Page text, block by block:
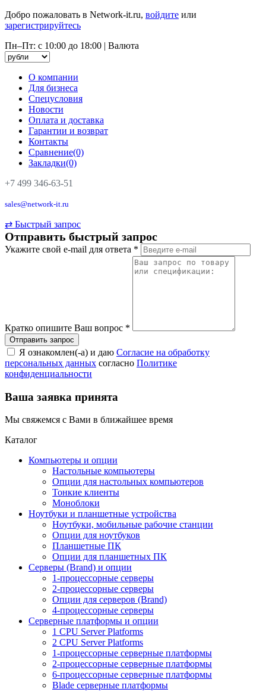
Добро пожаловать в Network-it.ru, войдите или
зарегистрируйтесь
Пн–Пт: с 10:00 до 18:00 | Валюта
О компании
Для бизнеса
Спецусловия
Новости
Оплата и доставка
Гарантии и возврат
Контакты
Сравнение(0)
Закладки(0)
+7 499 346-63-51
sales@network-it.ru
⇄ Быстрый запрос
Отправить быстрый запрос
Укажите свой e-mail для ответа *
Кратко опишите Ваш вопрос *
Я ознакомлен(-а) и даю Согласие на обработку
персональных данных согласно Политике
конфиденциальности
Ваша заявка принята
Мы свяжемся с Вами в ближайшее время
Каталог
Компьютеры и опции
Настольные компьютеры
Опции для настольных компьютеров
Тонкие клиенты
Моноблоки
Ноутбуки и планшетные устройства
Ноутбуки, мобильные рабочие станции
Опции для ноутбуков
Планшетные ПК
Опции для планшетных ПК
Серверы (Brand) и опции
1-процессорные серверы
2-процессорные серверы
Опции для серверов (Brand)
4-процессорные серверы
Серверные платформы и опции
1 CPU Server Platforms
2 CPU Server Platforms
1-процессорные серверные платформы
2-процессорные серверные платформы
6-процессорные серверные платформы
Blade серверные платформы